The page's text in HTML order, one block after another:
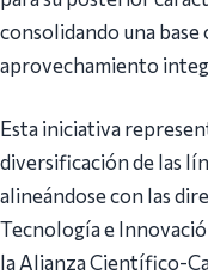
consolidando una
aprovechamiento
Esta iniciativa
diversificación de las
alineándose con las
Tecnología e
la Alianza Científico-